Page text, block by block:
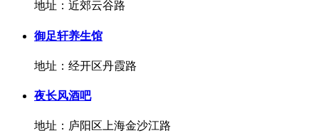
地址：近郊云谷路
御足轩养生馆
地址：经开区丹霞路
夜长风酒吧
地址：庐阳区上海金沙江路